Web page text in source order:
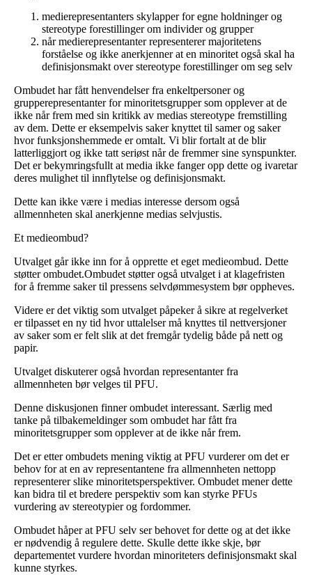
medierepresentanters skylapper for egne holdninger og
stereotype forestillinger om individer og grupper
når medierepresentanter representerer majoritetens
forståelse og ikke anerkjenner at en minoritet også skal ha
definisjonsmakt over stereotype forestillinger om seg selv
Ombudet har fått henvendelser fra enkeltpersoner og
grupperepresentanter for minoritetsgrupper som opplever at de
ikke når frem med sin kritikk av medias stereotype fremstilling
av dem. Dette er eksempelvis saker knyttet til samer og saker
hvor funksjonshemmede er omtalt. Vi blir fortalt at de blir
latterliggjort og ikke tatt seriøst når de fremmer sine synspunkter.
Det er bekymringsfullt at media ikke fanger opp dette og ivaretar
deres mulighet til innflytelse og definisjonsmakt.
Dette kan ikke være i medias interesse dersom også
allmennheten skal anerkjenne medias selvjustis.
Et medieombud?
Utvalget går ikke inn for å opprette et eget medieombud. Dette
støtter ombudet.Ombudet støtter også utvalget i at klagefristen
for å fremme saker til pressens selvdømmesystem bør oppheves.
Videre er det viktig som utvalget påpeker å sikre at regelverket
er tilpasset en ny tid hvor uttalelser må knyttes til nettversjoner
av saker som er felt slik at det fremgår tydelig både på nett og
papir.
Utvalget diskuterer også hvordan representanter fra
allmennheten bør velges til PFU.
Denne diskusjonen finner ombudet interessant. Særlig med
tanke på tilbakemeldinger som ombudet har fått fra
minoritetsgrupper som opplever at de ikke når frem.
Det er etter ombudets mening viktig at PFU vurderer om det er
behov for at en av representantene fra allmennheten nettopp
representerer slike minoritetsperspektiver. Ombudet mener dette
kan bidra til et bredere perspektiv som kan styrke PFUs
vurdering av stereotypier og fordommer.
Ombudet håper at PFU selv ser behovet for dette og at det ikke
er nødvendig å regulere dette. Skulle dette ikke skje, bør
departementet vurdere hvordan minoriteters definisjonsmakt skal
kunne styrkes.